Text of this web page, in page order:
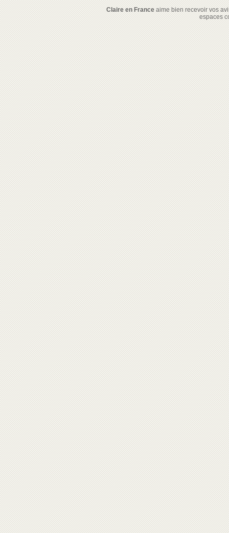
Claire en Franceaime bien recevoir vos
espaces